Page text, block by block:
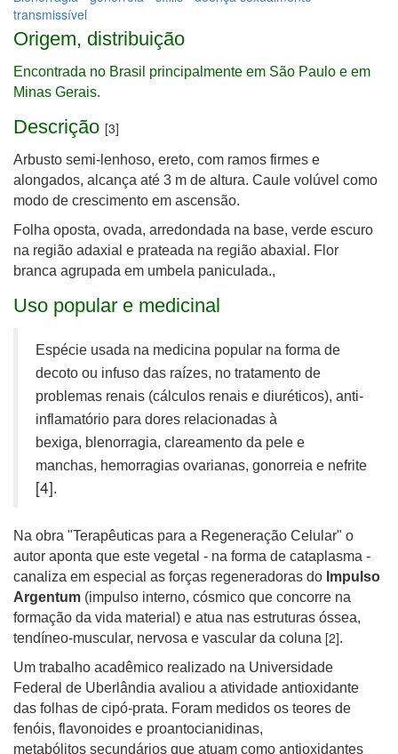
transmissível
Origem, distribuição
Encontrada no Brasil principalmente em São Paulo e em
Minas Gerais.
Descrição [3]
Arbusto semi-lenhoso, ereto, com ramos firmes e
alongados, alcança até 3 m de altura. Caule volúvel como
modo de crescimento em ascensão.
Folha oposta, ovada, arredondada na base, verde escuro
na região adaxial e prateada na região abaxial. Flor
branca agrupada em umbela paniculada.,
Uso popular e medicinal
Espécie usada na medicina popular na forma de
decoto ou infuso das raízes, no tratamento de
problemas renais (cálculos renais e diuréticos), anti-
inflamatório para dores relacionadas à
bexiga, blenorragia, clareamento da pele e
manchas, hemorragias ovarianas, gonorreia e nefrite
[4].
Na obra "Terapêuticas para a Regeneração Celular" o
autor aponta que este vegetal - na forma de cataplasma -
canaliza em especial as forças regeneradoras do Impulso
Argentum (impulso interno, cósmico que concorre na
formação da vida material) e atua nas estruturas óssea,
tendíneo-muscular, nervosa e vascular da coluna [2].
Um trabalho acadêmico realizado na Universidade
Federal de Uberlândia avaliou a atividade antioxidante
das folhas de cipó-prata. Foram medidos os teores de
fenóis, flavonoides e proantocianidinas,
metabólitos secundários que atuam como antioxidantes